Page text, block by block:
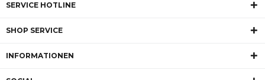
SERVICE HOTLINE
SHOP SERVICE
INFORMATIONEN